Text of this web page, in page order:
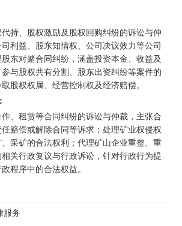
持、股权激励及股权回购纠纷的诉讼与仲
利益、股东知情权、公司决议效力等公司
东对赌合同纠纷，涵盖投资本金、收益及
与股权共有分割、股东出资纠纷等案件的
股权权属、经营控制权及经济赔偿。
、租赁等合同纠纷的诉讼与仲裁，主张合
赔偿或解除合同等诉求；处理矿业权侵权
采矿的合法权利；代理矿山企业重整、重
关行政复议与行政诉讼，针对行政行为提
程序中的合法权益。
服务